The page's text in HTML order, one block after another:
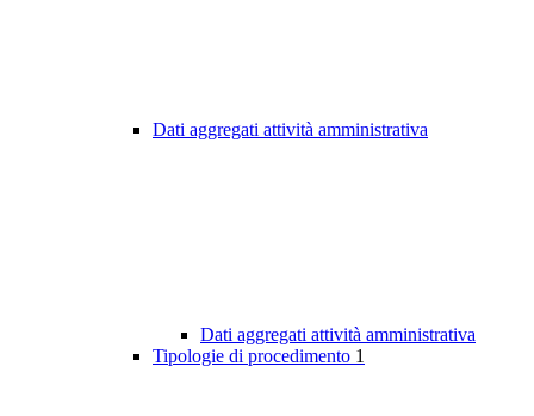
Dati aggregati attività amministrativa
Dati aggregati attività amministrativa
Tipologie di procedimento 1